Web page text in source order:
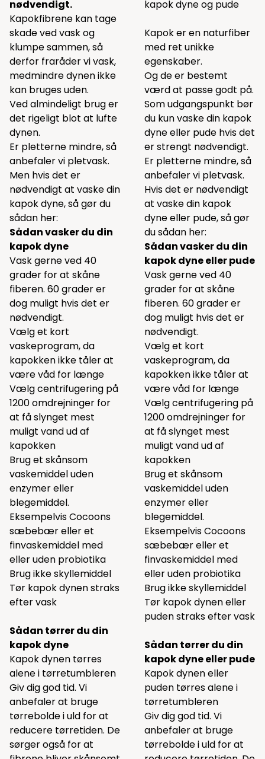
nødvendigt.
Kapokfibrene kan tage
skade ved vask og
klumpe sammen, så
derfor fraråder vi vask,
medmindre dynen ikke
kan bruges uden.
Ved almindeligt brug er
det rigeligt blot at lufte
dynen.
Er pletterne mindre, så
anbefaler vi pletvask.
Men hvis det er
nødvendigt at vaske din
kapok dyne, så gør du
sådan her:
Sådan vasker du din
kapok dyne
Vask gerne ved 40
grader for at skåne
fiberen. 60 grader er
dog muligt hvis det er
nødvendigt.
Vælg et kort
vaskeprogram, da
kapokken ikke tåler at
være våd for længe
Vælg centrifugering på
1200 omdrejninger for
at få slynget mest
muligt vand ud af
kapokken
Brug et skånsom
vaskemiddel uden
enzymer eller
blegemiddel.
Eksempelvis Cocoons
sæbebæreller et
finvaskemiddel med
eller uden probiotika
Brug ikke skyllemiddel
Tør kapok dynen straks
efter vask
Sådan tørrer du din
kapok dyne
Kapok dynen tørres
alene i tørretumbleren
Giv dig god tid. Vi
anbefaler at bruge
tørreboldei uld for at
reducere tørretiden. De
sørger også for at
kapok dyne og pude
Kapok er en naturfiber
med ret unikke
egenskaber.
Og de er bestemt
værd at passe godt på.
Som udgangspunkt bør
du kun vaske din kapok
dyne eller pude hvis det
er strengt nødvendigt.
Er pletterne mindre, så
anbefaler vi pletvask.
Hvis det er nødvendigt
at vaske din kapok
dyne eller pude, så gør
du sådan her:
Sådan vasker du din
kapok dyne eller pude
Vask gerne ved 40
grader for at skåne
fiberen. 60 grader er
dog muligt hvis det er
nødvendigt.
Vælg et kort
vaskeprogram, da
kapokken ikke tåler at
være våd for længe
Vælg centrifugering på
1200 omdrejninger for
at få slynget mest
muligt vand ud af
kapokken
Brug et skånsom
vaskemiddel uden
enzymer eller
blegemiddel.
Eksempelvis Cocoons
sæbebæreller et
finvaskemiddel med
eller uden probiotika
Brug ikke skyllemiddel
Tør kapok dynen eller
puden straks efter vask
Sådan tørrer du din
kapok dyne eller pude
Kapok dynen eller
puden tørres alene i
tørretumbleren
Giv dig god tid. Vi
anbefaler at bruge
tørreboldei uld for at